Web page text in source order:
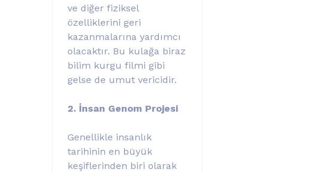
ve diğer fiziksel
özelliklerini geri
kazanmalarına yardımcı
olacaktır. Bu kulağa biraz
bilim kurgu filmi gibi
gelse de umut vericidir.
2. İnsan Genom Projesi
Genellikle insanlık
tarihinin en büyük
keşiflerinden biri olarak